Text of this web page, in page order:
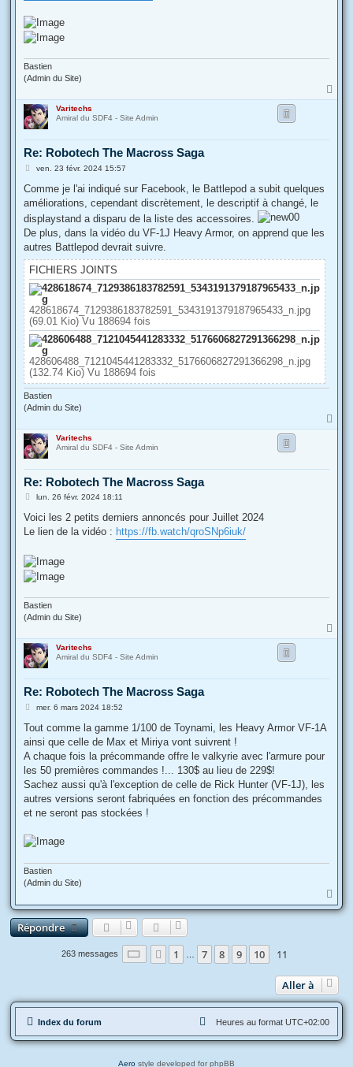
Bastien
(Admin du Site)
a
Varitechs
Amiral du SDF4 - Site Admin
Re: Robotech The Macross Saga
M
s
a
e
ven. 23 févr. 2024 15:57
Comme je l'ai indiqué sur Facebook, le Battlepod a subit quelques
améliorations, cependant discrètement, le descriptif à changé, le
displaystand a disparu de la liste des accessoires.
De plus, dans la vidéo du VF-1J Heavy Armor, on apprend que les
autres Battlepod devrait suivre.
FICHIERS JOINTS
428618674_7129386183782591_5343191379187965433_n.jpg
(69.01 Kio) Vu 188694 fois
428606488_7121045441283332_5176606827291366298_n.jpg
(132.74 Kio) Vu 188694 fois
Bastien
(Admin du Site)
a
Varitechs
Amiral du SDF4 - Site Admin
Re: Robotech The Macross Saga
M
s
a
e
lun. 26 févr. 2024 18:11
Voici les 2 petits derniers annoncés pour Juillet 2024
Le lien de la vidéo : https://fb.watch/qroSNp6iuk/
Bastien
(Admin du Site)
a
Varitechs
Amiral du SDF4 - Site Admin
Re: Robotech The Macross Saga
M
s
a
g
mer. 6 mars 2024 18:52
Tout comme la gamme 1/100 de Toynami, les Heavy Armor VF-1A
ainsi que celle de Max et Miriya vont suivrent !
A chaque fois la précommande offre le valkyrie avec l'armure pour
les 50 premières commandes !... 130$ au lieu de 229$!
Sachez aussi qu'à l'exception de celle de Rick Hunter (VF-1J), les
autres versions seront fabriquées en fonction des précommandes
et ne seront pas stockées !
Bastien
(Admin du Site)
a
u
Répondre
263 messages Page 11 sur 11
Précédente
1 7 8 9 10 11
Aller à
Index du forum Heures au format UTC+02:00
Aero style developed for phpBB